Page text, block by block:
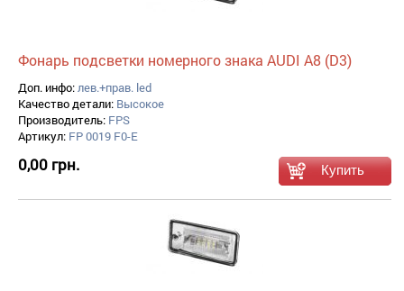
Фонарь подсветки номерного знака AUDI A8 (D3)
Доп. инфо:лев.+прав. led
Качество детали: Высокое
Производитель: FPS
Артикул: FP 0019 F0-E
0,00 грн.